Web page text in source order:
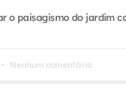
o paisagismo do jardim
Nenhum comentário